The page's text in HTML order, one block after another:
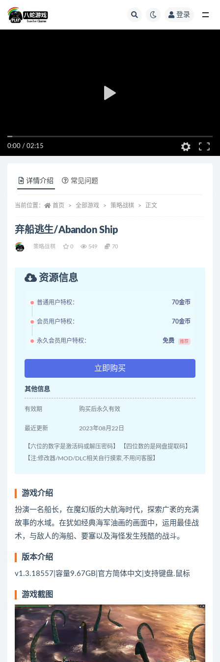
登录
0:00 / 02:15
详情介绍 常见问题
当前位置： 首页 全部游戏 策略战棋 正文
弃船逃生/Abandon Ship
策略战棋 0 549 70
资源信息
普通用户特权： 70金币
会员用户特权： 70金币
永久会员用户特权： 免费 推荐
立即购买
其他信息
有效期 购买后永久有效
最近更新 2023年08月22日
【六位的数字是激活码或解压密码】 【四位数的是网盘提取码】
【注:修改器/MOD/DLC相关自行摸索,不用问客服】
游戏介绍
扮演一名船长，在魔幻版的大航海时代，探索广袤的充满
故事的水域。在犹如经典海军油画的画面中，运用最佳战
术，与敌人的海船、要塞以及海怪发生残酷的战斗。
版本介绍
v1.3.18557|容量9.67GB|官方简体中文|支持键盘.鼠标
游戏截图